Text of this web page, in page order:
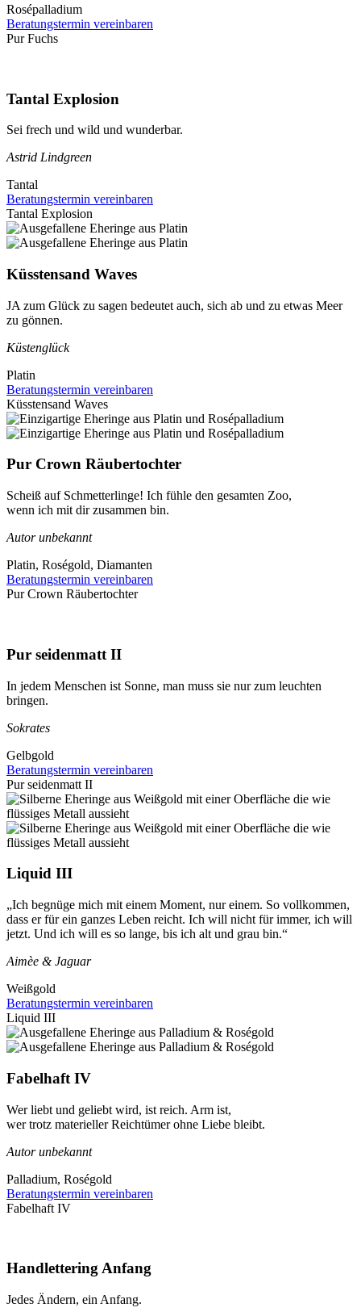
Rosépalladium
Beratungstermin vereinbaren
Pur Fuchs
Tantal Explosion
Sei frech und wild und wunderbar.
Astrid Lindgreen
Tantal
Beratungstermin vereinbaren
Tantal Explosion
Küsstensand Waves
JA zum Glück zu sagen bedeutet auch, sich ab und zu etwas Meer
zu gönnen.
Küstenglück
Platin
Beratungstermin vereinbaren
Küsstensand Waves
Pur Crown Räubertochter
Scheiß auf Schmetterlinge! Ich fühle den gesamten Zoo,
wenn ich mit dir zusammen bin.
Autor unbekannt
Platin, Roségold, Diamanten
Beratungstermin vereinbaren
Pur Crown Räubertochter
Pur seidenmatt II
In jedem Menschen ist Sonne, man muss sie nur zum leuchten
bringen.
Sokrates
Gelbgold
Beratungstermin vereinbaren
Pur seidenmatt II
Liquid III
„Ich begnüge mich mit einem Moment, nur einem. So vollkommen,
dass er für ein ganzes Leben reicht. Ich will nicht für immer, ich will
jetzt. Und ich will es so lange, bis ich alt und grau bin.“
Aimèe & Jaguar
Weißgold
Beratungstermin vereinbaren
Liquid III
Fabelhaft IV
Wer liebt und geliebt wird, ist reich. Arm ist,
wer trotz materieller Reichtümer ohne Liebe bleibt.
Autor unbekannt
Palladium, Roségold
Beratungstermin vereinbaren
Fabelhaft IV
Handlettering Anfang
Jedes Ändern, ein Anfang.